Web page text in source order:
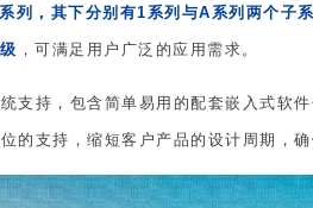
列，其下分别有1系列与A系列两个子
，可满足用户广泛的应用需求。
支持，包含简单易用的配套嵌入式软
的支持，缩短客户产品的设计周期，确